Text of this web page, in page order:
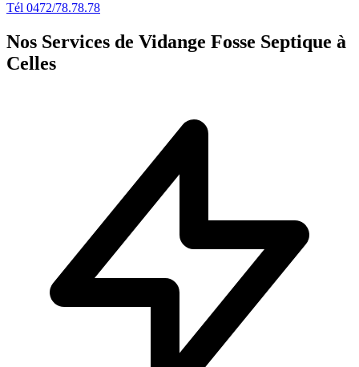
Tél 0472/78.78.78
Nos Services de Vidange Fosse Septique à
Celles